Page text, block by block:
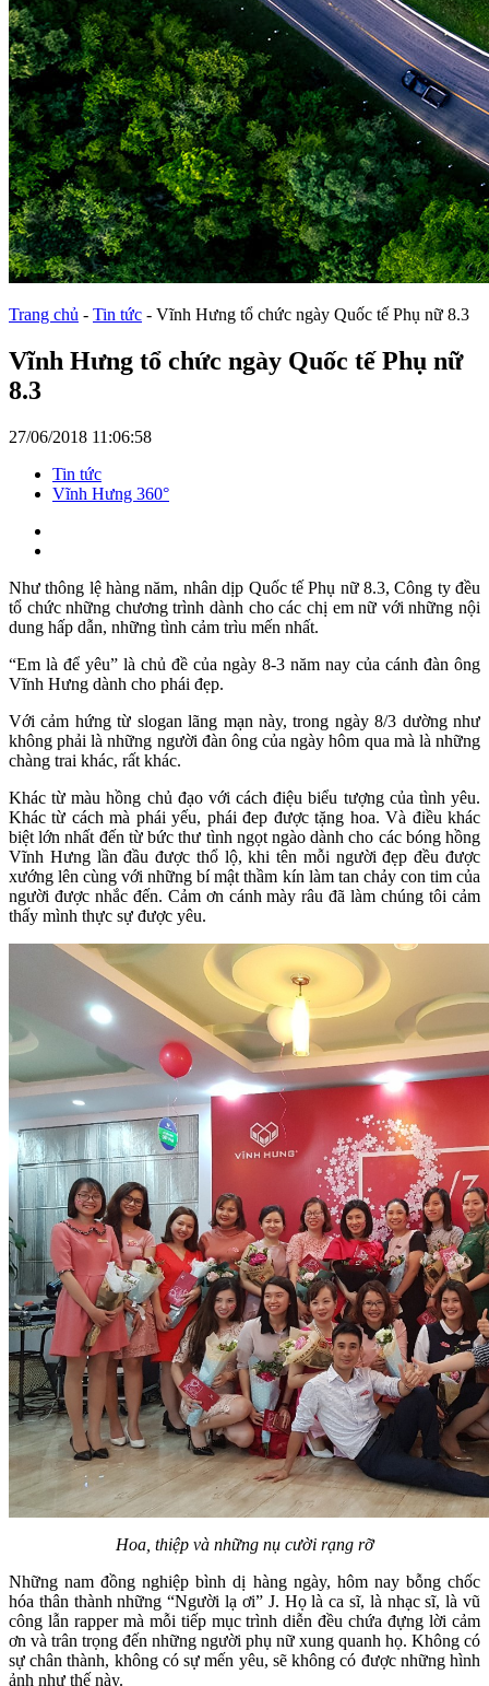
Trang chủ - Tin tức - Vĩnh Hưng tổ chức ngày Quốc tế Phụ nữ 8.3
Vĩnh Hưng tổ chức ngày Quốc tế Phụ nữ
8.3
27/06/2018 11:06:58
Tin tức
Vĩnh Hưng 360°
Như thông lệ hàng năm, nhân dịp Quốc tế Phụ nữ 8.3, Công ty đều
tổ chức những chương trình dành cho các chị em nữ với những nội
dung hấp dẫn, những tình cảm trìu mến nhất.
“Em là để yêu” là chủ đề của ngày 8-3 năm nay của cánh đàn ông
Vĩnh Hưng dành cho phái đẹp.
Với cảm hứng từ slogan lãng mạn này, trong ngày 8/3 dường như
không phải là những người đàn ông của ngày hôm qua mà là những
chàng trai khác, rất khác.
Khác từ màu hồng chủ đạo với cách điệu biểu tượng của tình yêu.
Khác từ cách mà phái yếu, phái đep được tặng hoa. Và điều khác
biệt lớn nhất đến từ bức thư tình ngọt ngào dành cho các bóng hồng
Vĩnh Hưng lần đầu được thổ lộ, khi tên mỗi người đẹp đều được
xướng lên cùng với những bí mật thầm kín làm tan chảy con tim của
người được nhắc đến. Cảm ơn cánh mày râu đã làm chúng tôi cảm
thấy mình thực sự được yêu.
Hoa, thiệp và những nụ cười rạng rỡ
Những nam đồng nghiệp bình dị hàng ngày, hôm nay bỗng chốc
hóa thân thành những “Người lạ ơi” J. Họ là ca sĩ, là nhạc sĩ, là vũ
công lẫn rapper mà mỗi tiếp mục trình diễn đều chứa đựng lời cảm
ơn và trân trọng đến những người phụ nữ xung quanh họ. Không có
sự chân thành, không có sự mến yêu, sẽ không có được những hình
ảnh như thế này.